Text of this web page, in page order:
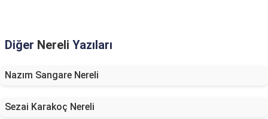
Diğer Nereli Yazıları
Nazım Sangare Nereli
Sezai Karakoç Nereli